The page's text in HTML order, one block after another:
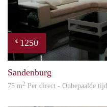
€ 1250
Sandenburg
75 m2 Per direct - Onbepaalde tijd